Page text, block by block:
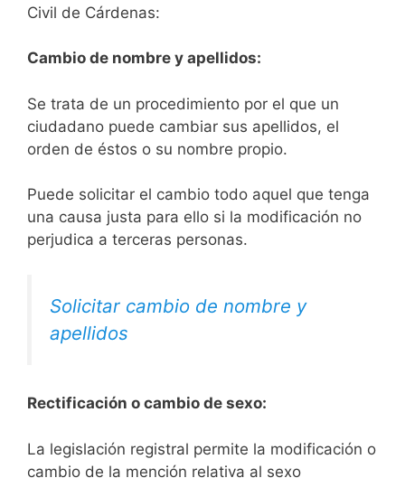
Civil de Cárdenas:
Cambio de nombre y apellidos:
Se trata de un procedimiento por el que un
ciudadano puede cambiar sus apellidos, el
orden de éstos o su nombre propio.
Puede solicitar el cambio todo aquel que tenga
una causa justa para ello si la modificación no
perjudica a terceras personas.
Solicitar cambio de nombre y
apellidos
Rectificación o cambio de sexo:
La legislación registral permite la modificación o
cambio de la mención relativa al sexo